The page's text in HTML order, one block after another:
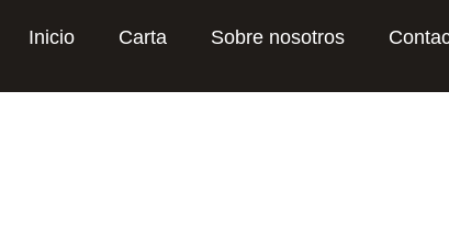
Inicio Carta Sobre nosotros